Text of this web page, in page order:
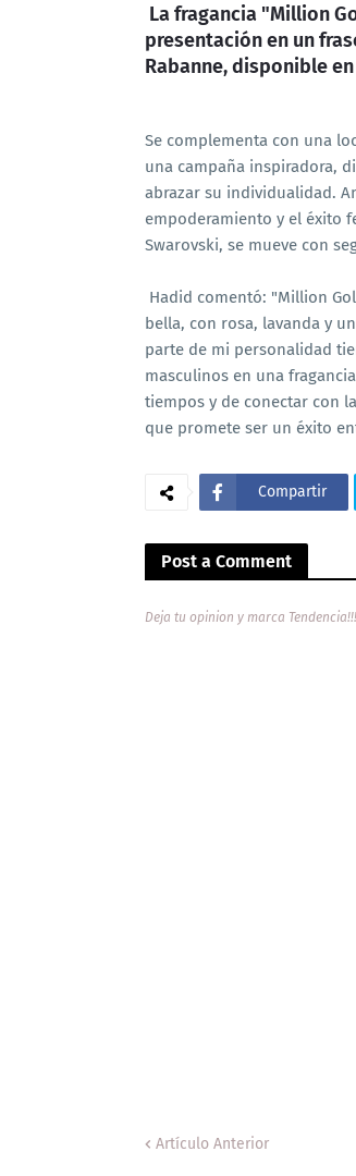
La fragancia "Million
presentación en un
Rabanne, disponible
Se complementa con una
una campaña inspiradora,
abrazar su individualidad.
empoderamiento y el éxito
Swarovski, se mueve con
Hadid comentó: "Million
bella, con rosa, lavanda y
parte de mi personalidad
masculinos en una
tiempos y de conectar con
que promete ser un éxito
Compartir
Post a Comment
Deja tu opinion y marca Tendencia!!!
Artículo Anterior